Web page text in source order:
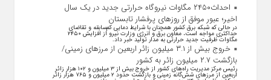
احداث۲۴۵۰ مگاوات نیروگاه حرارتی جدید در یک سال
اخیر؛ عبور موفق از روز‌های پرفشار تابستان
در حالی که شبکه برق کشور همچنان با شرایط دمایی کم‌سابقه و تقاضای
حداکثری مواجه است، معاون برق و انرژی وزارت نیرو از افزایش ۲۴۵۰
مگاوات ظرفیت جدید حرارتی به مدار تولید خبر داد.
خروج بیش از ۳.۱ میلیون زائر اربعین از مرزهای زمینی/
بازگشت ۲.۷ میلیون زائر به کشور
رئیس مرکز مدیریت راه‌های کشور از خروج بیش از ۳ میلیون و ۱۰۲ هزار زائر
اربعین از مرزهای شش‌گانه زمینی و بازگشت حدود ۲ میلیون و ۷۶۵ هزار زائر